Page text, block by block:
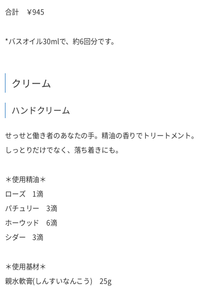
合計 ￥945
*バスオイル30mlで、約6回分です。
クリーム
ハンドクリーム
せっせと働き者のあなたの手。精油の香りでトリートメント。
しっとりだけでなく、落ち着きにも。
＊使用精油＊
ローズ 1滴
パチュリー 3滴
ホーウッド 6滴
シダー 3滴
＊使用基材＊
親水軟膏(しんすいなんこう) 25g